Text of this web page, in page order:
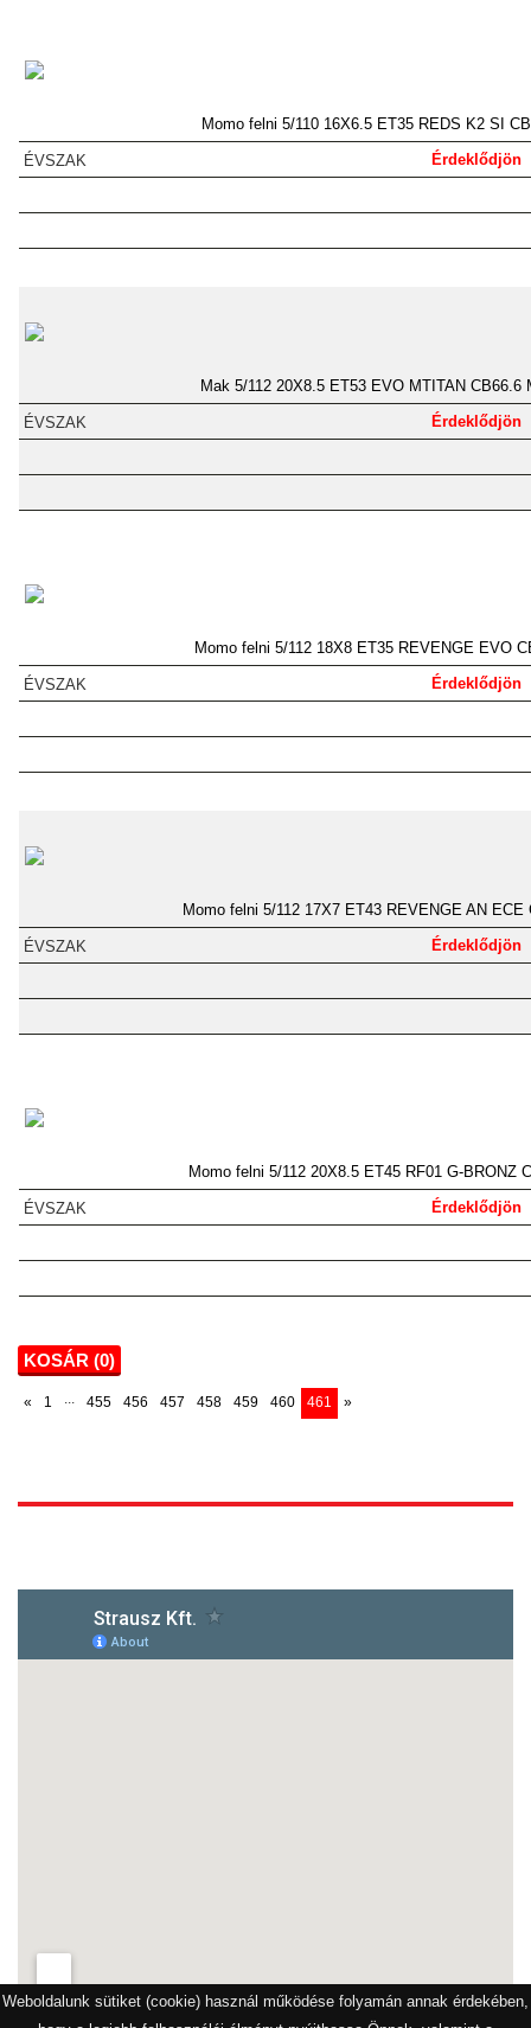
Weboldalunk sütiket (cookie) használ működése folyamán annak érdekében,
Momo felni 5/110 16X6.5 ET35 REDS K2 SI
Érdeklődjön
Mak 5/112 20X8.5 ET53 EVO MTITAN CB66.6
Érdeklődjön
Momo felni 5/112 18X8 ET35 REVENGE EVO
Érdeklődjön
Momo felni 5/112 17X7 ET43 REVENGE AN ECE
Érdeklődjön
Momo felni 5/112 20X8.5 ET45 RF01 G-BRONZ
Érdeklődjön
KOSÁR (0)
« 1 ... 455 456 457 458 459 460 461 »